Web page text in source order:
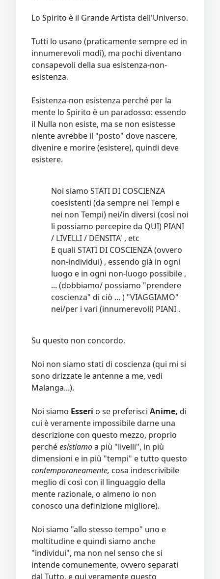
Lo Spirito è il Grande Artista dell'Universo.
Tutti lo usano (praticamente sempre ed in
innumerevoli modi), ma pochi diventano
consapevoli della sua esistenza-non-
esistenza.
Esistenza-non esistenza perché per la
mente lo Spirito è un paradosso: essendo
il Nulla non esiste, ma se non esistesse
niente avrebbe il "posto" dove nascere,
divenire e morire (esistere), quindi deve
esistere.
Noi siamo STATI DI COSCIENZA
coesistenti (da sempre nei Tempi e
nei non Tempi) nei/in diversi (così noi
li possiamo percepire da QUI) PIANI
/ LIVELLI / DENSITA' , etc
E quali STATI DI COSCIENZA (ovvero
non-individui) , essendo già in ogni
luogo e in ogni non-luogo possibile ,
... (dobbiamo/ possiamo "prendere
coscienza" di ciò ... ) "VIAGGIAMO"
nei/per i vari (innumerevoli) PIANI .
Su questo non concordo.
Noi non siamo stati di coscienza (qui mi si
sono drizzate le antenne a me, vedi
Malanga...).
Noi siamo Esseri o se preferisci Anime, di
cui è veramente impossibile darne una
descrizione con questo mezzo, proprio
perchéesistiamoa più "livelli", in più
dimensioni e in più "tempi" e tutto questo
contemporaneamente, cosa indescrivibile
meglio di così con il linguaggio della
mente razionale, o almeno io non
conosco una definizione migliore).
Noi siamo "allo stesso tempo" uno e
moltitudine e quindi siamo anche
"individui", ma non nel senso che si
intende comunemente, ovvero separati
dal Tutto, e qui veramente questo